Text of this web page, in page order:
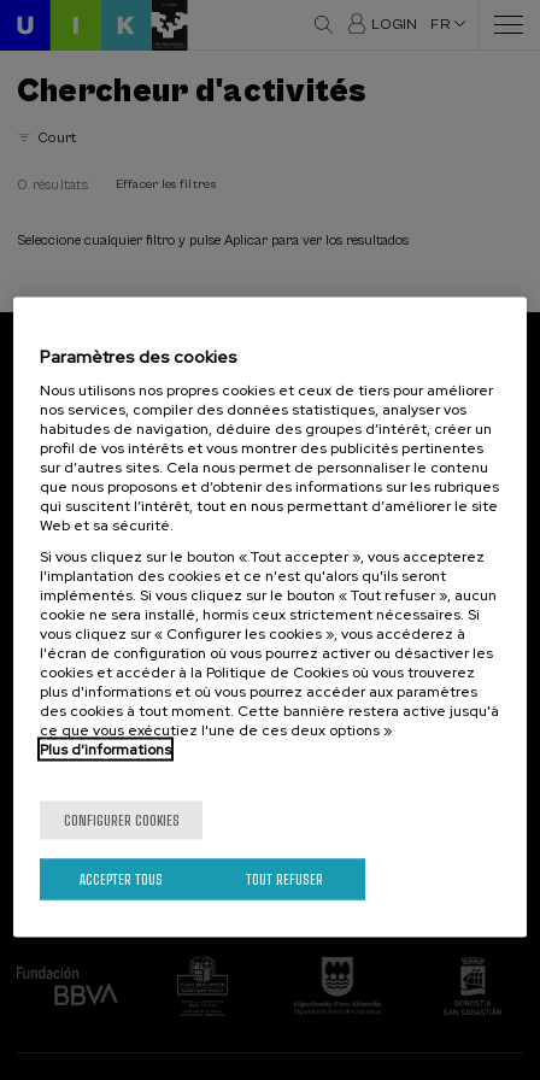
LOGIN FR
Chercheur d'activités
Court
0 résultats Effacer les filtres
Seleccione cualquier filtro y pulse Aplicar para ver los resultados
Inscrivez-vous pour être le premier à recevoir les
actualités de l'UIK.
S'abonner
Contact
Palacio Miramar
Paseo de Miraconcha, 48
20007 Donostia / San Sebastián
Gipuzkoa, Spain
Contactez-nous!
Intéressant...
Activités précédentes
Suivez-nous
Paramètres des cookies
Nous utilisons nos propres cookies et ceux de tiers pour améliorer
nos services, compiler des données statistiques, analyser vos
habitudes de navigation, déduire des groupes d’intérêt, créer un
profil de vos intérêts et vous montrer des publicités pertinentes
sur d’autres sites. Cela nous permet de personnaliser le contenu
que nous proposons et d’obtenir des informations sur les rubriques
qui suscitent l’intérêt, tout en nous permettant d’améliorer le site
Web et sa sécurité.
Si vous cliquez sur le bouton « Tout accepter », vous accepterez
l'implantation des cookies et ce n'est qu'alors qu'ils seront
implémentés. Si vous cliquez sur le bouton « Tout refuser », aucun
cookie ne sera installé, hormis ceux strictement nécessaires. Si
vous cliquez sur « Configurer les cookies », vous accéderez à
l'écran de configuration où vous pourrez activer ou désactiver les
cookies et accéder à la Politique de Cookies où vous trouverez
plus d'informations et où vous pourrez accéder aux paramètres
des cookies à tout moment. Cette bannière restera active jusqu'à
ce que vous exécutiez l'une de ces deux options »
Plus d'informations
CONFIGURER COOKIES
TOUT REFUSER
ACCEPTER TOUS